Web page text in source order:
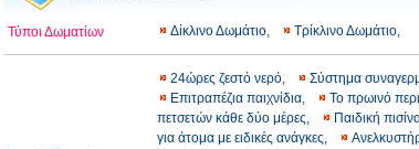
Τύποι Δωματίων Δίκλινο Δωμάτιο, Τρίκλινο Δωμάτιο,
24ώρες ζεστό νερό, Σύστημα
Επιτραπέζια παιχνίδια,
Το πρωινό
πετσετών κάθε δύο μέρες,
Παιδική
για άτομα με ειδικές ανάγκες,